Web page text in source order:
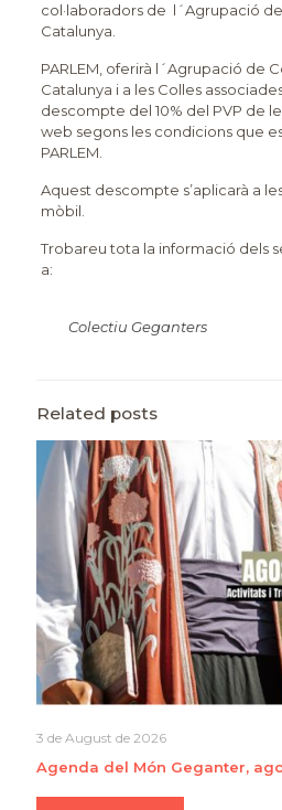
col·laboradors de l´Agrupació
Catalunya.
PARLEM, oferirà l´Agrupació de
Catalunya i a les Colles
descompte del 10% del PVP de
web segons les condicions que
PARLEM.
Aquest descompte s’aplicarà a
mòbil.
Trobareu tota la informació dels
a:
Colectiu Geganters
Related posts
3 de August de 2026
Agenda del Món Geganter,